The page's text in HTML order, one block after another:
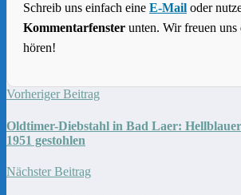
Schreib uns einfach eine E-Mail oder
Kommentarfenster unten. Wir freuen
hören!
Vorheriger Beitrag
Oldtimer-Diebstahl in Bad Laer:
1951 gestohlen
Nächster Beitrag